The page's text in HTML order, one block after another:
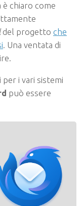
è chiaro come
del progetto che
. Una ventata di
i vari sistemi
può essere